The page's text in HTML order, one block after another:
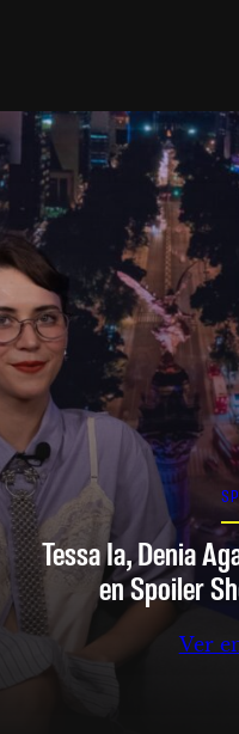
Tessa Ia, Denia
en Spoiler
Ver